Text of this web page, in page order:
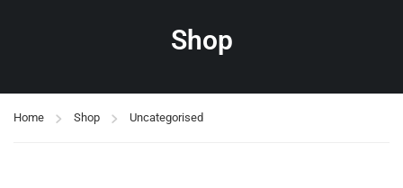
Shop
Home Shop Uncategorised